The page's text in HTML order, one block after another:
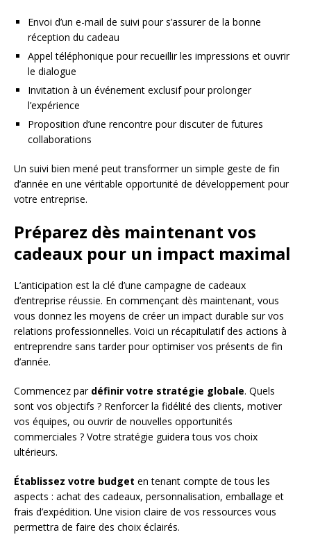
Envoi d’un e-mail de suivi pour s’assurer de la bonne
réception du cadeau
Appel téléphonique pour recueillir les impressions et ouvrir
le dialogue
Invitation à un événement exclusif pour prolonger
l’expérience
Proposition d’une rencontre pour discuter de futures
collaborations
Un suivi bien mené peut transformer un simple geste de fin
d’année en une véritable opportunité de développement pour
votre entreprise.
Préparez dès maintenant vos
cadeaux pour un impact maximal
L’anticipation est la clé d’une campagne de cadeaux
d’entreprise réussie. En commençant dès maintenant, vous
vous donnez les moyens de créer un impact durable sur vos
relations professionnelles. Voici un récapitulatif des actions à
entreprendre sans tarder pour optimiser vos présents de fin
d’année.
Commencez par définir votre stratégie globale. Quels
sont vos objectifs ? Renforcer la fidélité des clients, motiver
vos équipes, ou ouvrir de nouvelles opportunités
commerciales ? Votre stratégie guidera tous vos choix
ultérieurs.
Établissez votre budget en tenant compte de tous les
aspects : achat des cadeaux, personnalisation, emballage et
frais d’expédition. Une vision claire de vos ressources vous
permettra de faire des choix éclairés.